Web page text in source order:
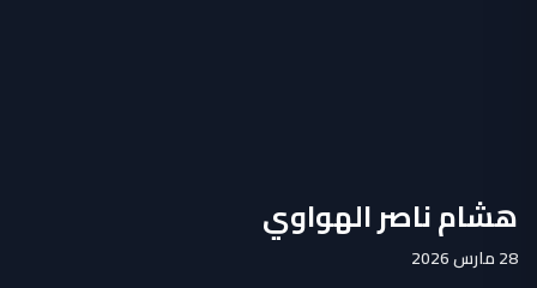
هشام ناصر الهواوي
28 مارس 2026